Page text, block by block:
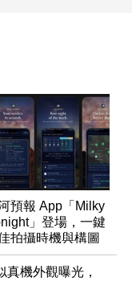
預報 App「Milky
」登場，一鍵
拍攝時機與構圖
真機外觀曝光，